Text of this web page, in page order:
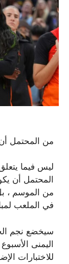
من المحتمل
المحتمل أن
في الملعب
سيخضع نجم
اليمنى
للاختبارات